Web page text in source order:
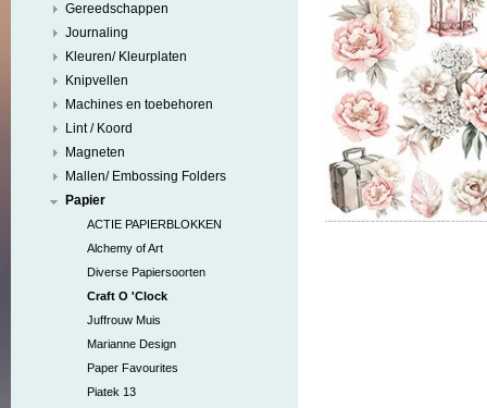
Gereedschappen
Journaling
Kleuren/ Kleurplaten
Knipvellen
Machines en toebehoren
Lint / Koord
Magneten
Mallen/ Embossing Folders
Papier
ACTIE PAPIERBLOKKEN
Alchemy of Art
Diverse Papiersoorten
Craft O 'Clock
Juffrouw Muis
Marianne Design
Paper Favourites
Piatek 13